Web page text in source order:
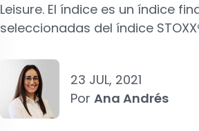
Leisure. El índice es un índice
seleccionadas del índice
23 JUL, 2021
Por Ana Andrés